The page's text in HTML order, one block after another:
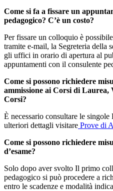
Come si fa a fissare un
pedagogico? C’è un costo?
Per fissare un colloquio è
tramite e-mail, la Segreteria della
gli uffici in orario di apertura al
appuntamenti con il consulente
Come si possono richiedere
ammissione ai Corsi di
Corsi?
È necessario consultare le
ulteriori dettagli visitare Prove di
Come si possono richiedere
d’esame?
Solo dopo aver svolto Il primo
pedagogico si può procedere a
entro le scadenze e modalità